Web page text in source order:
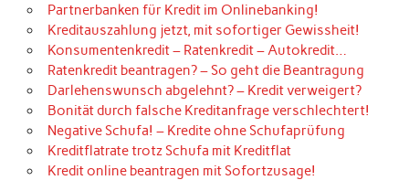
Partnerbanken für Kredit im Onlinebanking!
Kreditauszahlung jetzt, mit sofortiger Gewissheit!
Konsumentenkredit – Ratenkredit – Autokredit…
Ratenkredit beantragen? – So geht die Beantragung
Darlehenswunsch abgelehnt? – Kredit verweigert?
Bonität durch falsche Kreditanfrage verschlechtert!
Negative Schufa! – Kredite ohne Schufaprüfung
Kreditflatrate trotz Schufa mit Kreditflat
Kredit online beantragen mit Sofortzusage!